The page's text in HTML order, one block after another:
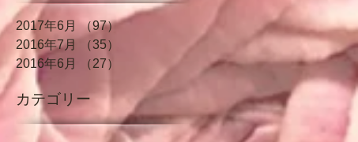
2017年6月 （97）97件の記事
2016年7月
（35）
2016年6月
（27）
カテゴリー